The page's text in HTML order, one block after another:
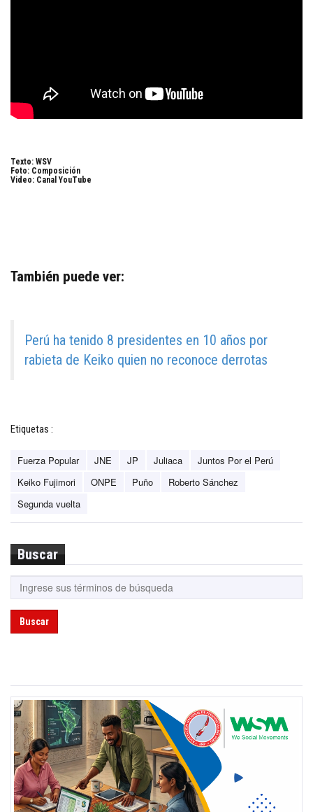
Texto: WSV
Foto: Composición
Video: Canal YouTube
También puede ver:
Perú ha tenido 8 presidentes en 10 años por
rabieta de Keiko quien no reconoce derrotas
Etiquetas :
Fuerza Popular JNE JP Juliaca
Juntos Por el Perú
Keiko Fujimori
ONPE Puño
Roberto Sánchez
Segunda vuelta
Buscar
Buscar